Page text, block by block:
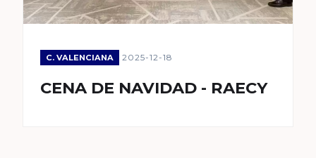
C. VALENCIANA 2025-12-18
CENA DE NAVIDAD - RAECY